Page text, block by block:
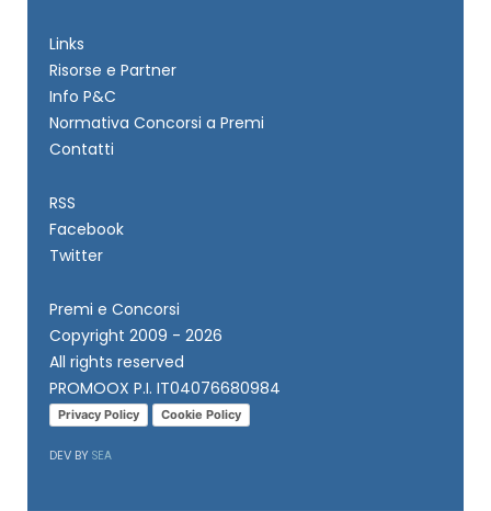
Links
Risorse e Partner
Info P&C
Normativa Concorsi a Premi
Contatti
RSS
Facebook
Twitter
Premi e Concorsi
Copyright 2009 - 2026
All rights reserved
PROMOOX P.I. IT04076680984
Privacy Policy Cookie Policy
DEV BY SEA